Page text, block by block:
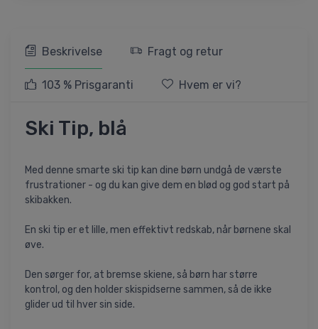
Beskrivelse Fragt og retur
103 % Prisgaranti Hvem er vi?
Ski Tip, blå
Med denne smarte ski tip kan dine børn undgå de værste
frustrationer - og du kan give dem en blød og god start på
skibakken.
En ski tip er et lille, men effektivt redskab, når børnene skal
øve.
Den sørger for, at bremse skiene, så børn har større
kontrol, og den holder skispidserne sammen, så de ikke
glider ud til hver sin side.